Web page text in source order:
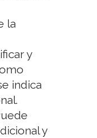
la
y
indica
y